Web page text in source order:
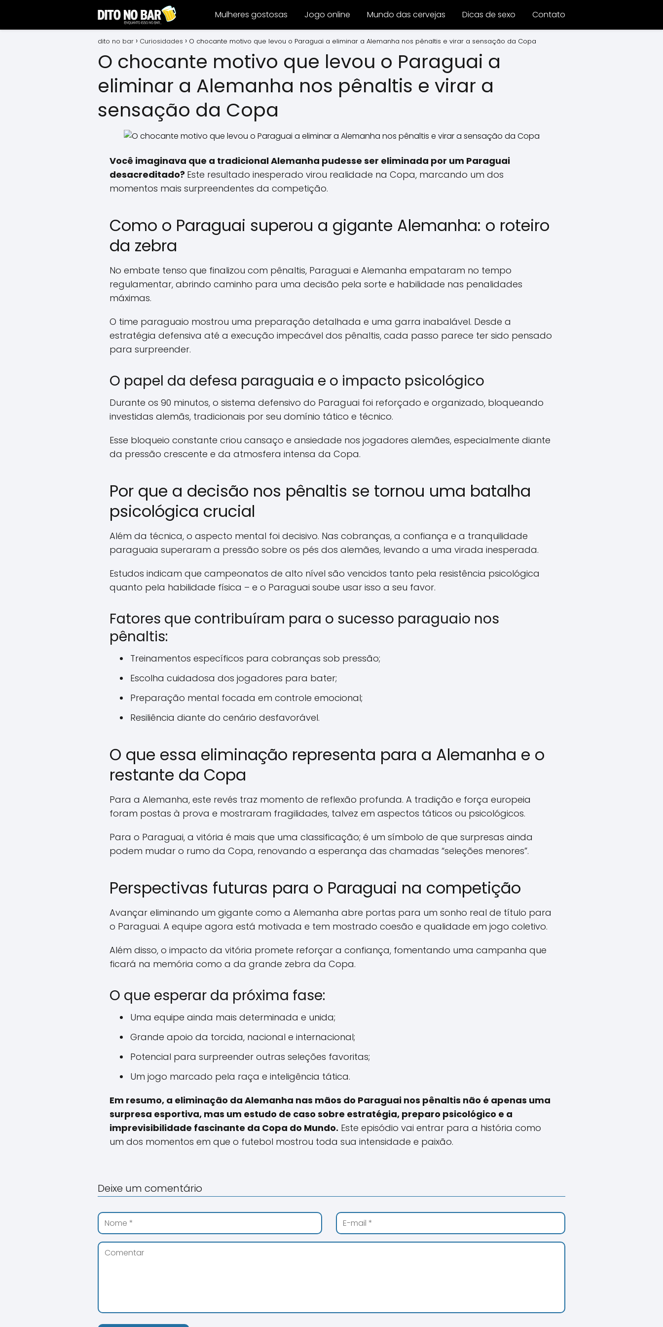
Mulheres gostosas Jogo online Mundo das cervejas Dicas de sexo Contato
dito no bar Curiosidades O chocante motivo que levou o Paraguai a eliminar a Alemanha nos pênaltis e virar a sensação da Copa
O chocante motivo que levou o Paraguai a
eliminar a Alemanha nos pênaltis e virar a
sensação da Copa
Você imaginava que a tradicional Alemanha pudesse ser eliminada por um Paraguai
desacreditado? Este resultado inesperado virou realidade na Copa, marcando um dos
momentos mais surpreendentes da competição.
Como o Paraguai superou a gigante Alemanha: o roteiro
da zebra
No embate tenso que finalizou com pênaltis, Paraguai e Alemanha empataram no tempo
regulamentar, abrindo caminho para uma decisão pela sorte e habilidade nas penalidades
máximas.
O time paraguaio mostrou uma preparação detalhada e uma garra inabalável. Desde a
estratégia defensiva até a execução impecável dos pênaltis, cada passo parece ter sido pensado
para surpreender.
O papel da defesa paraguaia e o impacto psicológico
Durante os 90 minutos, o sistema defensivo do Paraguai foi reforçado e organizado, bloqueando
investidas alemãs, tradicionais por seu domínio tático e técnico.
Esse bloqueio constante criou cansaço e ansiedade nos jogadores alemães, especialmente diante
da pressão crescente e da atmosfera intensa da Copa.
Por que a decisão nos pênaltis se tornou uma batalha
psicológica crucial
Além da técnica, o aspecto mental foi decisivo. Nas cobranças, a confiança e a tranquilidade
paraguaia superaram a pressão sobre os pés dos alemães, levando a uma virada inesperada.
Estudos indicam que campeonatos de alto nível são vencidos tanto pela resistência psicológica
quanto pela habilidade física – e o Paraguai soube usar isso a seu favor.
Fatores que contribuíram para o sucesso paraguaio nos
pênaltis:
Treinamentos específicos para cobranças sob pressão;
Escolha cuidadosa dos jogadores para bater;
Preparação mental focada em controle emocional;
Resiliência diante do cenário desfavorável.
O que essa eliminação representa para a Alemanha e o
restante da Copa
Para a Alemanha, este revés traz momento de reflexão profunda. A tradição e força europeia
foram postas à prova e mostraram fragilidades, talvez em aspectos táticos ou psicológicos.
Para o Paraguai, a vitória é mais que uma classificação; é um símbolo de que surpresas ainda
podem mudar o rumo da Copa, renovando a esperança das chamadas “seleções menores”.
Perspectivas futuras para o Paraguai na competição
Avançar eliminando um gigante como a Alemanha abre portas para um sonho real de título para
o Paraguai. A equipe agora está motivada e tem mostrado coesão e qualidade em jogo coletivo.
Além disso, o impacto da vitória promete reforçar a confiança, fomentando uma campanha que
ficará na memória como a da grande zebra da Copa.
O que esperar da próxima fase:
Uma equipe ainda mais determinada e unida;
Grande apoio da torcida, nacional e internacional;
Potencial para surpreender outras seleções favoritas;
Um jogo marcado pela raça e inteligência tática.
Em resumo, a eliminação da Alemanha nas mãos do Paraguai nos pênaltis não é apenas uma
surpresa esportiva, mas um estudo de caso sobre estratégia, preparo psicológico e a
imprevisibilidade fascinante da Copa do Mundo. Este episódio vai entrar para a história como
um dos momentos em que o futebol mostrou toda sua intensidade e paixão.
Deixe um comentário